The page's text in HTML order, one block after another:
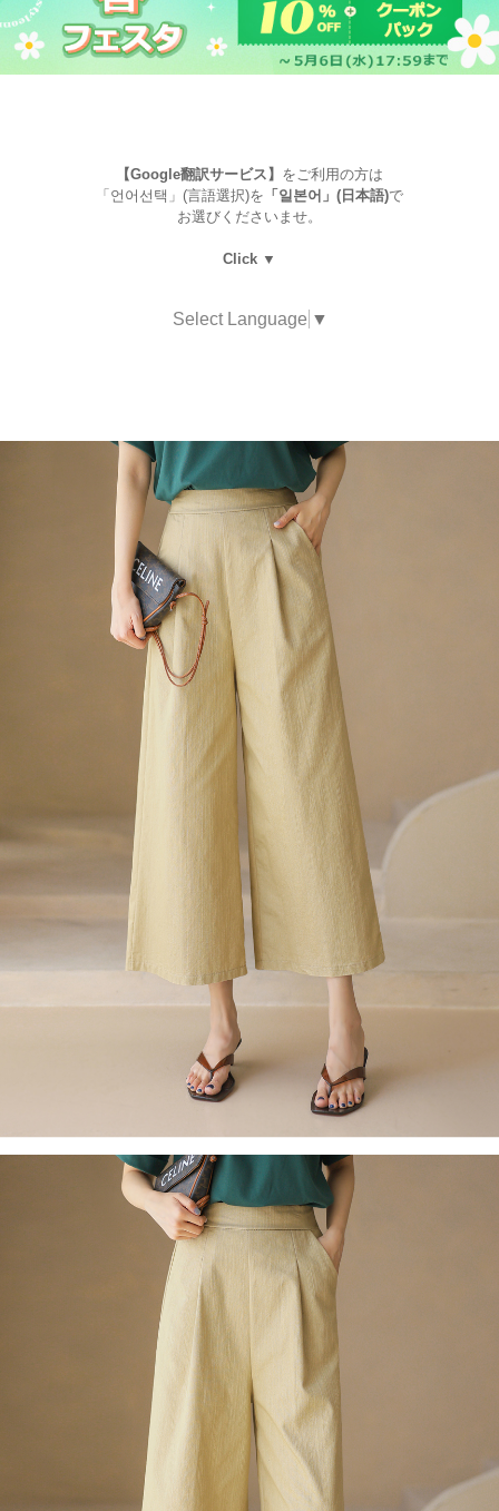
【Google翻訳サービス】 をご利用の方は
「언어선택」(言語選択)を 「일본어」(日本語)で
お選びくださいませ。
Click ▼
Select Language ▼